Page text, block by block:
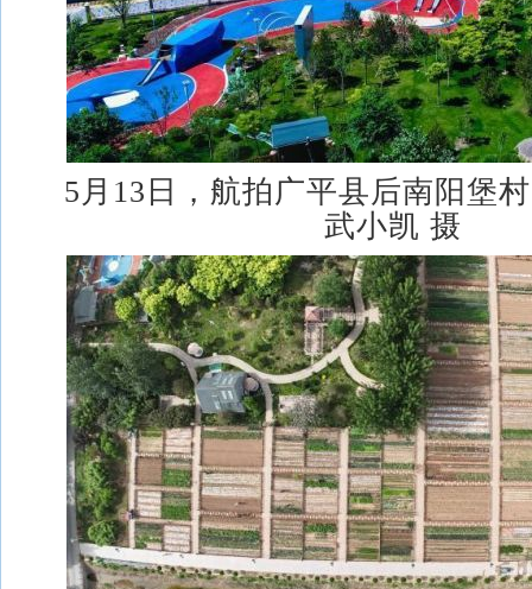
5月13日，航拍广平县后南阳堡
武小凯 摄